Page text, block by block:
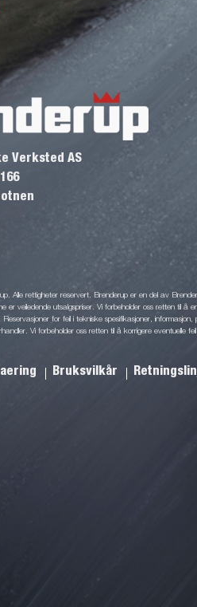
Verksted AS
Alle rettigheter reservert. Brenderup er en del av
er veiledende utsalgspriser. Vi forbeholder oss retten til å
for feil i tekniske spesifikasjoner,
Vi forbeholder oss retten til å korrigere eventuelle
Bruksvilkår